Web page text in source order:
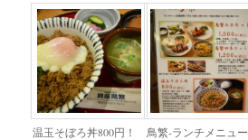
温玉そぼろ丼800円！ 鳥繁-ランチメニュー